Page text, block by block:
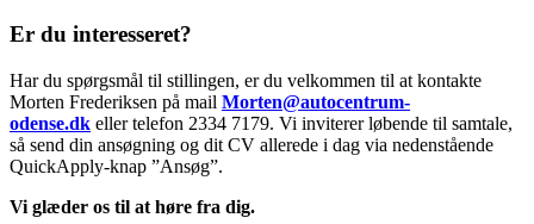
Er du interesseret?
Har du spørgsmål til stillingen, er du velkommen til at kontakte
Morten Frederiksen på mail Morten@autocentrum-
odense.dk eller telefon 2334 7179. Vi inviterer løbende til samtale,
så send din ansøgning og dit CV allerede i dag via nedenstående
QuickApply-knap ”Ansøg”.
Vi glæder os til at høre fra dig.